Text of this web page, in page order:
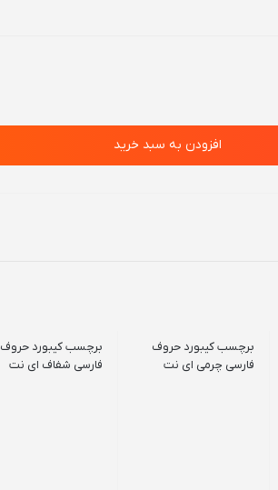
افزودن به سبد خرید
برچسب کیبورد حروف
فارسی چرمی ای نت
برچسب کیبورد حروف
فارسی شفاف ای نت